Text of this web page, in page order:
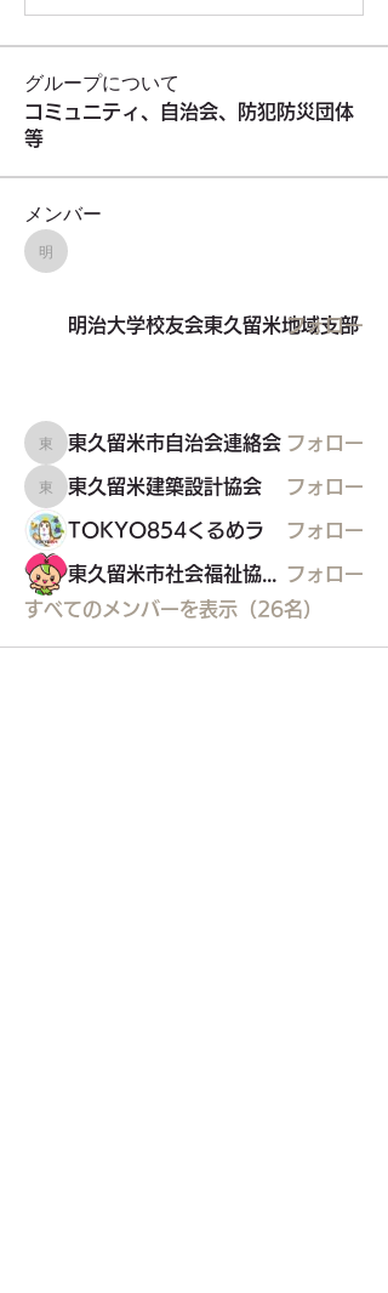
グループについて
コミュニティ、自治会、防犯防災団体
等
メンバー
明治大学校友会東久留米地域支部
明治大学校友会東久留米地域支部
フォロー
東久留米市自治会連絡会
東久留米市自治会連絡会 フォロー
東久留米建築設計協会
東久留米建築設計協会 フォロー
TOKYO854くるめラ フォロー
フォロー
すべてのメンバーを表示（26名）